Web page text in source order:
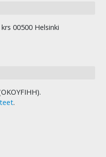
00500 Helsinki
.